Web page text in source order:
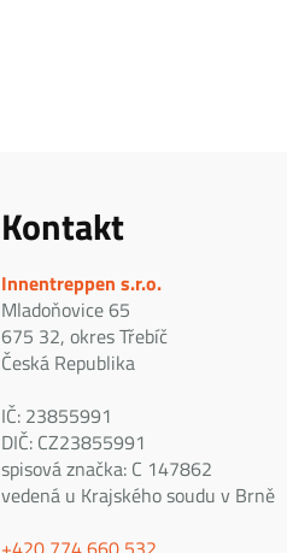
Kontakt
Innentreppen s.r.o.
Mladoňovice 65
675 32, okres Třebíč
Česká Republika
IČ: 23855991
DIČ: CZ23855991
spisová značka: C 147862
vedená u Krajského soudu v Brně